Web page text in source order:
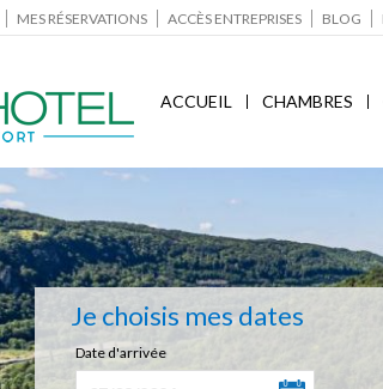
MES RÉSERVATIONS ACCÈS ENTREPRISES BLOG
ACCUEIL CHAMBRES
Je choisis mes dates
Date d'arrivée